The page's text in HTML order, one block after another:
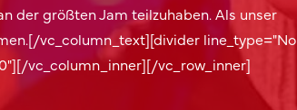
der größten Jam teilzuhaben. Als unser
vc_column_text][divider line_type="No
vc_column_inner][/vc_row_inner]